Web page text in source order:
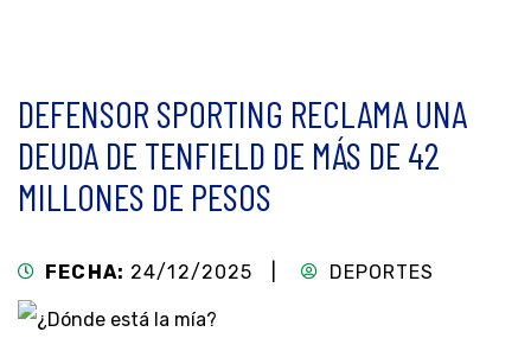
DEFENSOR SPORTING RECLAMA UNA
DEUDA DE TENFIELD DE MÁS DE 42
MILLONES DE PESOS
FECHA: 24/12/2025 | DEPORTES